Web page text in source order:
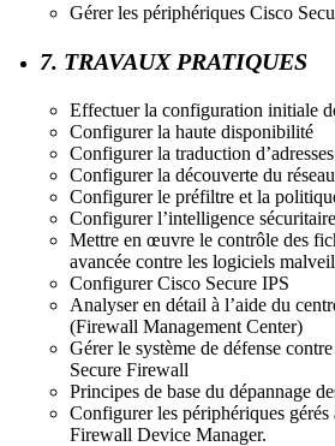
Gérer les périphériques Cisco
7. TRAVAUX PRATIQUES
Effectuer la configuration initiale
Configurer la haute disponibilité
Configurer la traduction
Configurer la découverte du réseau
Configurer le préfiltre et la
Configurer l’intelligence sécuritaire
Mettre en œuvre le contrôle des
avancée contre les logiciels
Configurer Cisco Secure IPS
Analyser en détail à l’aide du
(Firewall Management Center)
Gérer le système de défense
Secure Firewall
Principes de base du dépannage
Configurer les périphériques gérés
Firewall Device Manager.